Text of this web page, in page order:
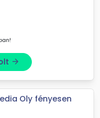
...
arrow_forward
Oly fényesen